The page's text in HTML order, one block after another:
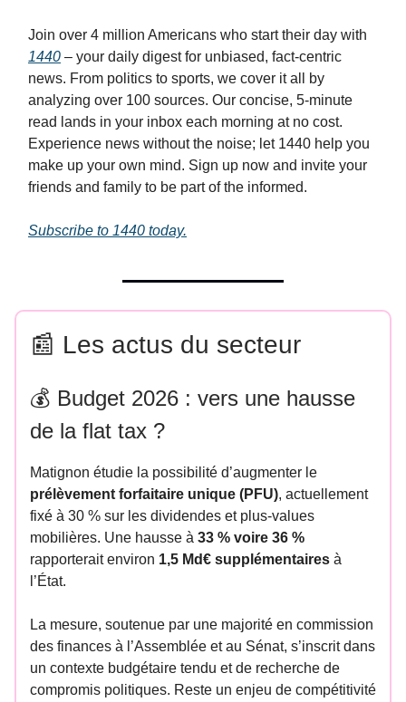
Join over 4 million Americans who start their day with
1440 – your daily digest for unbiased, fact-centric
news. From politics to sports, we cover it all by
analyzing over 100 sources. Our concise, 5-minute
read lands in your inbox each morning at no cost.
Experience news without the noise; let 1440 help you
make up your own mind. Sign up now and invite your
friends and family to be part of the informed.
Subscribe to 1440 today.
📰 Les actus du secteur
💰 Budget 2026 : vers une hausse
de la flat tax ?
Matignon étudie la possibilité d’augmenter le
prélèvement forfaitaire unique (PFU), actuellement
fixé à 30 % sur les dividendes et plus-values
mobilières. Une hausse à 33 % voire 36 %
rapporterait environ 1,5 Md€ supplémentaires à
l’État.
La mesure, soutenue par une majorité en commission
des finances à l’Assemblée et au Sénat, s’inscrit dans
un contexte budgétaire tendu et de recherche de
compromis politiques. Reste un enjeu de compétitivité